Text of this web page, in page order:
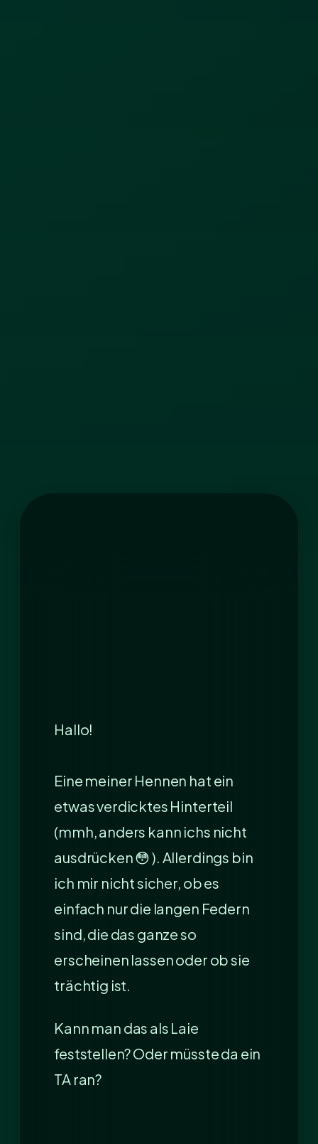
Hallo!
Eine meiner Hennen hat ein
etwas verdicktes Hinterteil
(mmh, anders kann ichs nicht
ausdrücken 😳 ). Allerdings bin
ich mir nicht sicher, ob es
einfach nur die langen Federn
sind, die das ganze so
erscheinen lassen oder ob sie
trächtig ist.
Kann man das als Laie
feststellen? Oder müsste da ein
TA ran?